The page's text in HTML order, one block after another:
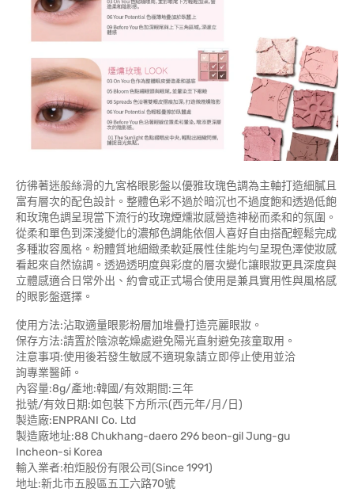
彷彿著迷般絲滑的九宮格眼影盤以優雅玫瑰色調為主軸打造細膩且
富有層次的配色設計。整體色彩不過於暗沉也不過度飽和透過低飽
和玫瑰色調呈現當下流行的玫瑰煙燻妝感營造神秘而柔和的氛圍。
從柔和單色到深淺變化的濃郁色調能依個人喜好自由搭配輕鬆完成
多種妝容風格。粉體質地細緻柔軟延展性佳能均勻呈現色澤使妝感
看起來自然協調。透過透明度與彩度的層次變化讓眼妝更具深度與
立體感適合日常外出、約會或正式場合使用是兼具實用性與風格感
的眼影盤選擇。
使用方法:沾取適量眼影粉層加堆疊打造亮麗眼妝。
保存方法:請置於陰涼乾燥處避免陽光直射避免孩童取用。
注意事項:使用後若發生敏感不適現象請立即停止使用並洽
詢專業醫師。
內容量:8g/產地:韓國/有效期間:三年
批號/有效日期:如包裝下方所示(西元年/月/日)
製造廠:ENPRANI Co. Ltd
製造廠地址:88 Chukhang-daero 296 beon-gil Jung-gu
Incheon-si Korea
輸入業者:柏炬股份有限公司(Since 1991)
地址:新北市五股區五工六路70號